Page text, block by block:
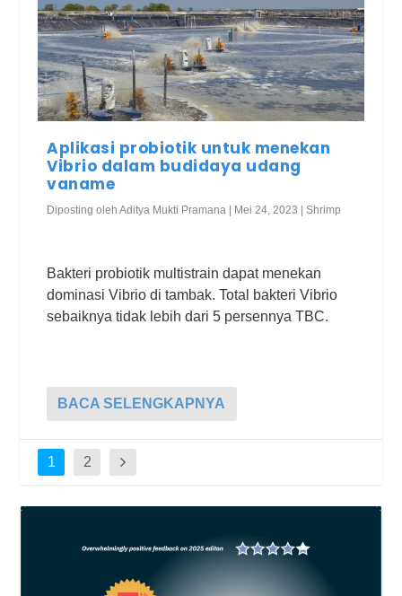
Aplikasi probiotik untuk menekan
Vibrio dalam budidaya udang
vaname
Diposting olehAditya Mukti Pramana | Mei 24, 2023 |Shrimp
Bakteri probiotik multistrain dapat menekan
dominasi Vibrio di tambak. Total bakteri Vibrio
sebaiknya tidak lebih dari 5 persennya TBC.
BACA SELENGKAPNYA
1 2